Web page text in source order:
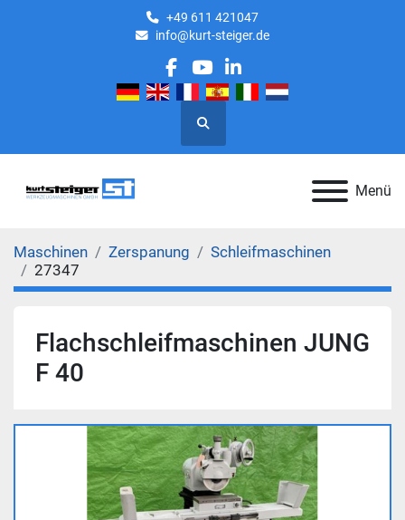
+49 611 421047
info@kurt-steiger.de
facebook
youtube
linkedin
Suche
Menü
Maschinen Zerspanung
Schleifmaschinen
27347
Flachschleifmaschinen JUNG
F 40